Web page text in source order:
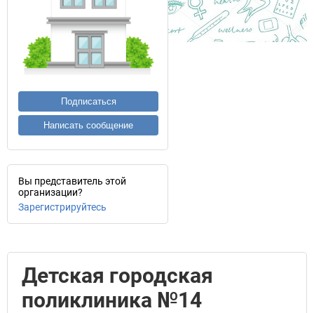
Подписаться
Написать сообщение
Вы представитель этой
организации?
Зарегистрируйтесь
Детская городская
поликлиника №14